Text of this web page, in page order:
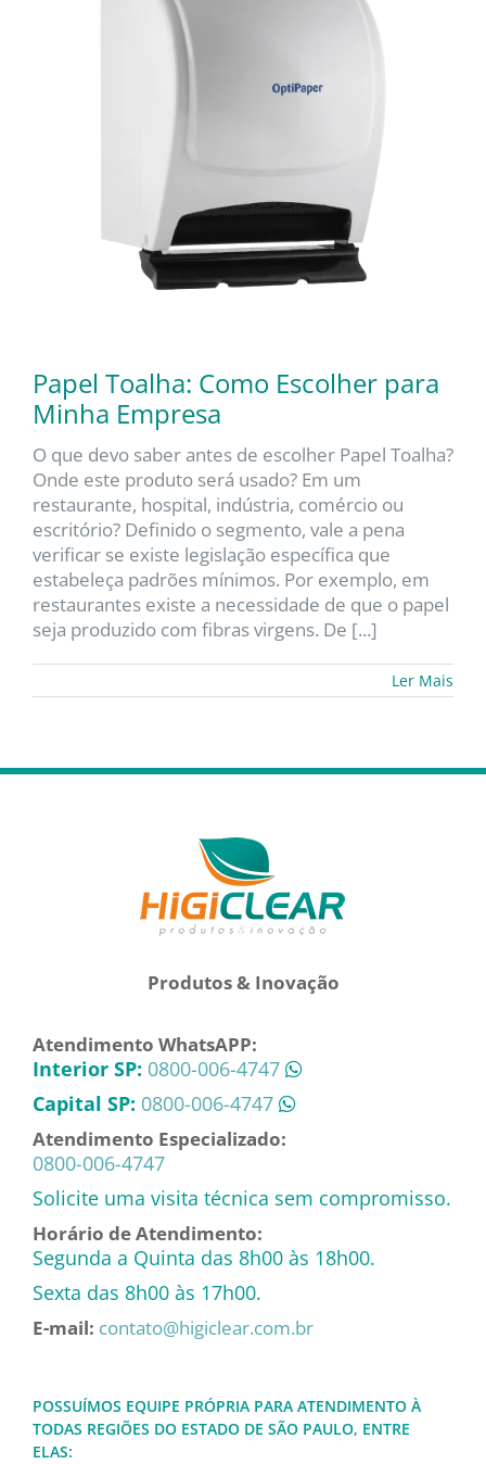
Papel Toalha: Como Escolher para
Minha Empresa
O que devo saber antes de escolher Papel Toalha?
Onde este produto será usado? Em um
restaurante, hospital, indústria, comércio ou
escritório? Definido o segmento, vale a pena
verificar se existe legislação específica que
estabeleça padrões mínimos. Por exemplo, em
restaurantes existe a necessidade de que o papel
seja produzido com fibras virgens. De [...]
Ler Mais
Produtos & Inovação
Atendimento WhatsAPP:
Interior SP: 0800-006-4747
Capital SP: 0800-006-4747
Atendimento Especializado:
0800-006-4747
Solicite uma visita técnica sem compromisso.
Horário de Atendimento:
Segunda a Quinta das 8h00 às 18h00.
Sexta das 8h00 às 17h00.
E-mail: contato@higiclear.com.br
POSSUÍMOS EQUIPE PRÓPRIA PARA ATENDIMENTO À
TODAS REGIÕES DO ESTADO DE SÃO PAULO, ENTRE
ELAS: